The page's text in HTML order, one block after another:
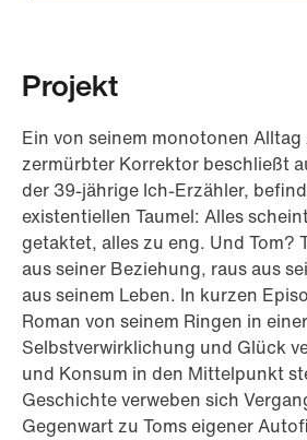
Projekt
Ein von seinem monotonen
zermürbter Korrektor beschließt
der 39-jährige Ich-Erzähler,
existentiellen Taumel: Alles
getaktet, alles zu eng. Und Tom?
aus seiner Beziehung, raus aus
aus seinem Leben. In kurzen
Roman von seinem Ringen in
Selbstverwirklichung und Glück
und Konsum in den Mittelpunkt
Geschichte verweben sich
Gegenwart zu Toms eigener